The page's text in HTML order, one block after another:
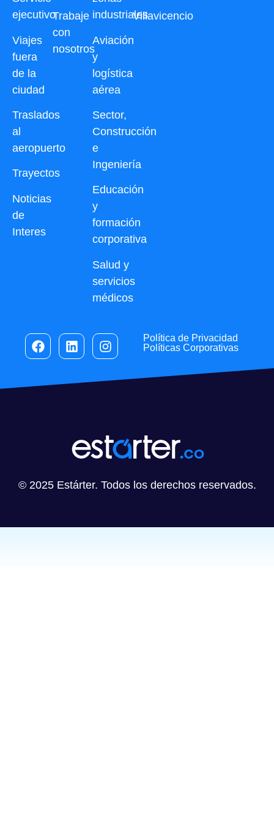
ejecutivo
Viajes
fuera
de la
ciudad
Traslados
al
aeropuerto
Trayectos
Noticias
de
Interes
industriales
Aviación
y
logística
aérea
Sector,
Construcción
e
Ingeniería
Educación
y
formación
corporativa
Salud y
servicios
médicos
Villavicencio
Trabaje
con
nosotros
Política de Privacidad
Políticas Corporativas
© 2025 Estárter. Todos los derechos reservados.